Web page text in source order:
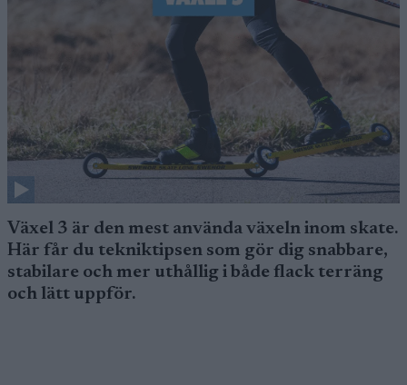
Växel 3 är den mest använda växeln inom skate.
Här får du tekniktipsen som gör dig snabbare,
stabilare och mer uthållig i både flack terräng
och lätt uppför.